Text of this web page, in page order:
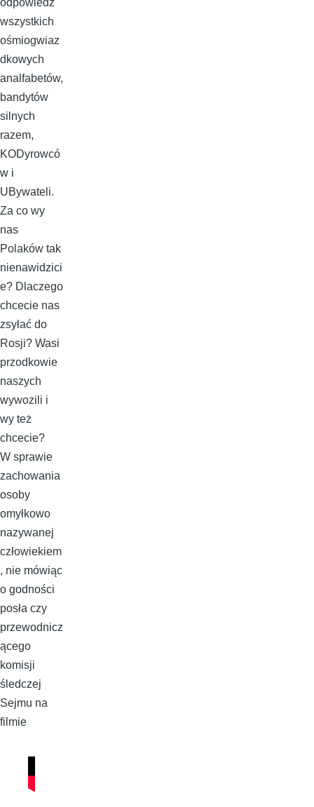
wszystkich
ośmiogwiaz
dkowych
analfabetów,
bandytów
silnych
razem,
KODyrowcó
w i
UBywateli.
Za co wy
nas
Polaków tak
nienawidzici
e? Dlaczego
chcecie nas
zsyłać do
Rosji? Wasi
przodkowie
naszych
wywozili i
wy też
chcecie?
W sprawie
zachowania
osoby
omyłkowo
nazywanej
człowiekiem
, nie mówiąc
o godności
posła czy
przewodnicz
ącego
komisji
śledczej
Sejmu na
filmie